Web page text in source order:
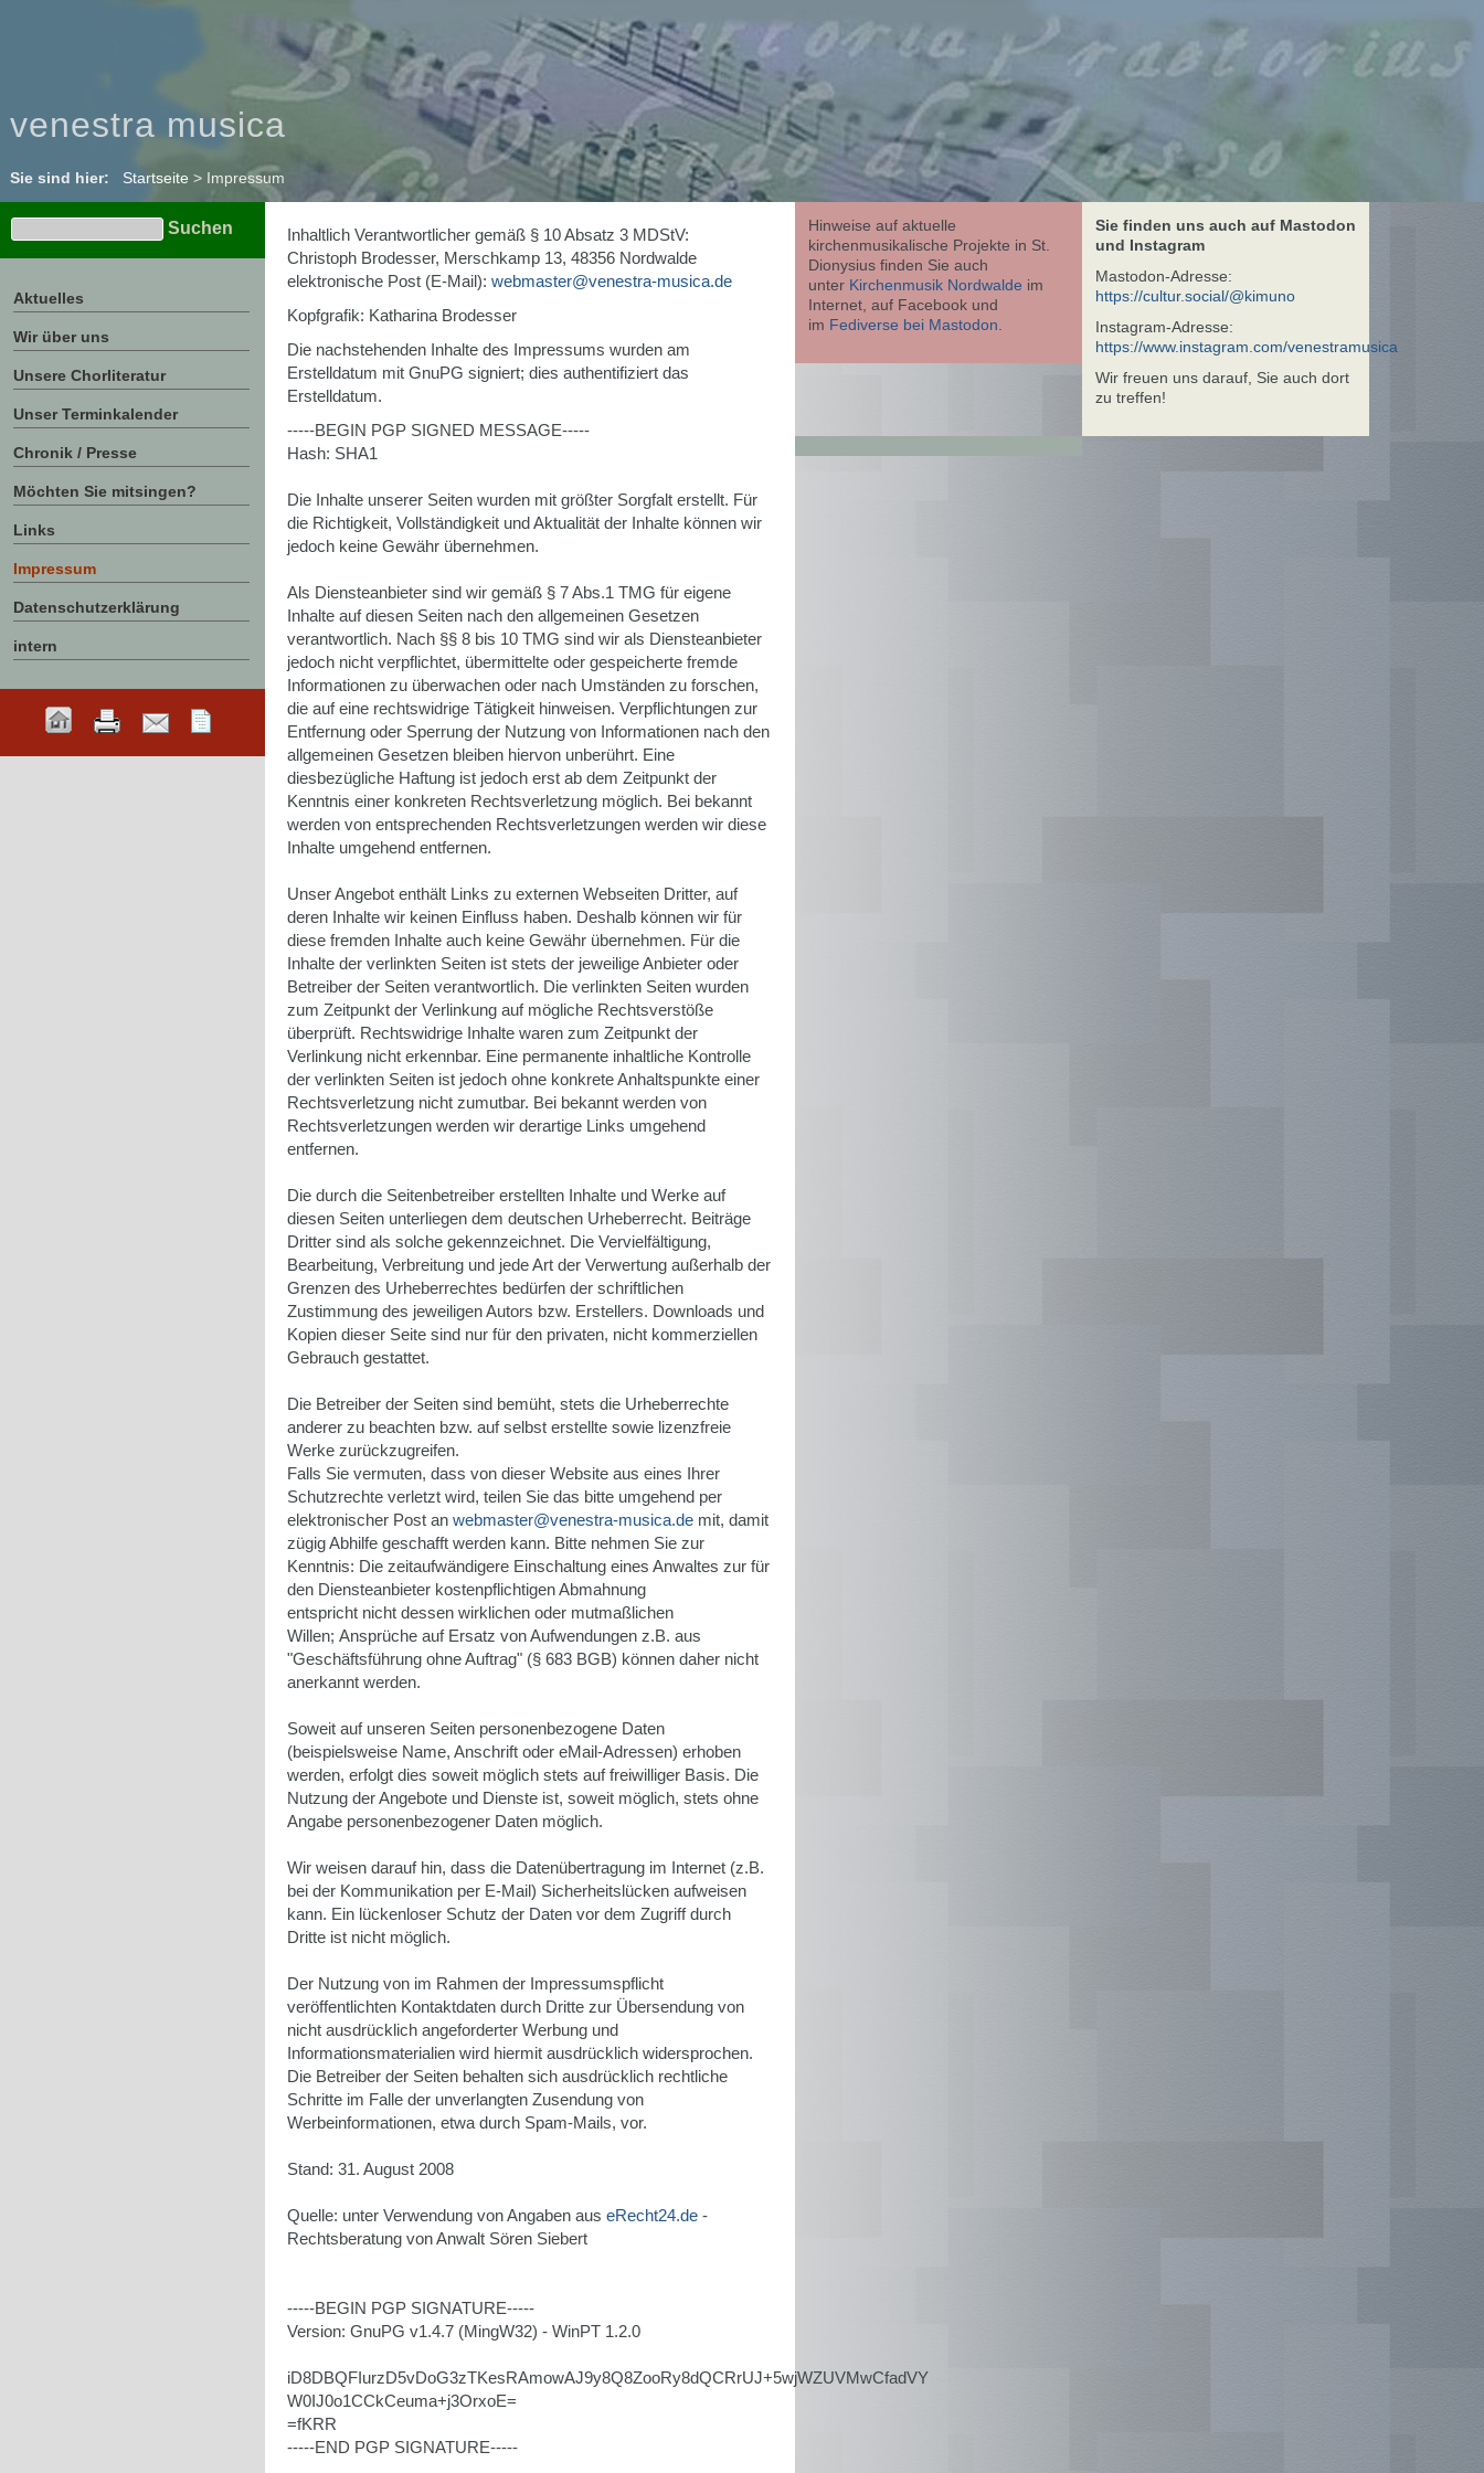
venestra musica
Sie sind hier: Startseite > Impressum
Inhaltlich Verantwortlicher gemäß § 10 Absatz 3 MDStV:
Christoph Brodesser, Merschkamp 13, 48356 Nordwalde
elektronische Post (E-Mail): webmaster@venestra-musica.de
Kopfgrafik: Katharina Brodesser
Die nachstehenden Inhalte des Impressums wurden am
Erstelldatum mit GnuPG signiert; dies authentifiziert das
Erstelldatum.
-----BEGIN PGP SIGNED MESSAGE-----
Hash: SHA1
Die Inhalte unserer Seiten wurden mit größter Sorgfalt erstellt. Für
die Richtigkeit, Vollständigkeit und Aktualität der Inhalte können wir
jedoch keine Gewähr übernehmen.
Als Diensteanbieter sind wir gemäß § 7 Abs.1 TMG für eigene
Inhalte auf diesen Seiten nach den allgemeinen Gesetzen
verantwortlich. Nach §§ 8 bis 10 TMG sind wir als Diensteanbieter
jedoch nicht verpflichtet, übermittelte oder gespeicherte fremde
Informationen zu überwachen oder nach Umständen zu forschen,
die auf eine rechtswidrige Tätigkeit hinweisen. Verpflichtungen zur
Entfernung oder Sperrung der Nutzung von Informationen nach den
allgemeinen Gesetzen bleiben hiervon unberührt. Eine
diesbezügliche Haftung ist jedoch erst ab dem Zeitpunkt der
Kenntnis einer konkreten Rechtsverletzung möglich. Bei bekannt
werden von entsprechenden Rechtsverletzungen werden wir diese
Inhalte umgehend entfernen.
Unser Angebot enthält Links zu externen Webseiten Dritter, auf
deren Inhalte wir keinen Einfluss haben. Deshalb können wir für
diese fremden Inhalte auch keine Gewähr übernehmen. Für die
Inhalte der verlinkten Seiten ist stets der jeweilige Anbieter oder
Betreiber der Seiten verantwortlich. Die verlinkten Seiten wurden
zum Zeitpunkt der Verlinkung auf mögliche Rechtsverstöße
überprüft. Rechtswidrige Inhalte waren zum Zeitpunkt der
Verlinkung nicht erkennbar. Eine permanente inhaltliche Kontrolle
der verlinkten Seiten ist jedoch ohne konkrete Anhaltspunkte einer
Rechtsverletzung nicht zumutbar. Bei bekannt werden von
Rechtsverletzungen werden wir derartige Links umgehend
entfernen.
Die durch die Seitenbetreiber erstellten Inhalte und Werke auf
diesen Seiten unterliegen dem deutschen Urheberrecht. Beiträge
Dritter sind als solche gekennzeichnet. Die Vervielfältigung,
Bearbeitung, Verbreitung und jede Art der Verwertung außerhalb der
Grenzen des Urheberrechtes bedürfen der schriftlichen
Zustimmung des jeweiligen Autors bzw. Erstellers. Downloads und
Kopien dieser Seite sind nur für den privaten, nicht kommerziellen
Gebrauch gestattet.
Die Betreiber der Seiten sind bemüht, stets die Urheberrechte
anderer zu beachten bzw. auf selbst erstellte sowie lizenzfreie
Werke zurückzugreifen.
Falls Sie vermuten, dass von dieser Website aus eines Ihrer
Schutzrechte verletzt wird, teilen Sie das bitte umgehend per
elektronischer Post an webmaster@venestra-musica.de mit, damit
zügig Abhilfe geschafft werden kann. Bitte nehmen Sie zur
Kenntnis: Die zeitaufwändigere Einschaltung eines Anwaltes zur für
den Diensteanbieter kostenpflichtigen Abmahnung
entspricht nicht dessen wirklichen oder mutmaßlichen
Willen; Ansprüche auf Ersatz von Aufwendungen z.B. aus
"Geschäftsführung ohne Auftrag" (§ 683 BGB) können daher nicht
anerkannt werden.
Soweit auf unseren Seiten personenbezogene Daten
(beispielsweise Name, Anschrift oder eMail-Adressen) erhoben
werden, erfolgt dies soweit möglich stets auf freiwilliger Basis. Die
Nutzung der Angebote und Dienste ist, soweit möglich, stets ohne
Angabe personenbezogener Daten möglich.
Wir weisen darauf hin, dass die Datenübertragung im Internet (z.B.
bei der Kommunikation per E-Mail) Sicherheitslücken aufweisen
kann. Ein lückenloser Schutz der Daten vor dem Zugriff durch
Dritte ist nicht möglich.
Der Nutzung von im Rahmen der Impressumspflicht
veröffentlichten Kontaktdaten durch Dritte zur Übersendung von
nicht ausdrücklich angeforderter Werbung und
Informationsmaterialien wird hiermit ausdrücklich widersprochen.
Die Betreiber der Seiten behalten sich ausdrücklich rechtliche
Schritte im Falle der unverlangten Zusendung von
Werbeinformationen, etwa durch Spam-Mails, vor.
Stand: 31. August 2008
Quelle: unter Verwendung von Angaben aus eRecht24.de -
Rechtsberatung von Anwalt Sören Siebert
-----BEGIN PGP SIGNATURE-----
Version: GnuPG v1.4.7 (MingW32) - WinPT 1.2.0
iD8DBQFIurzD5vDoG3zTKesRAmowAJ9y8Q8ZooRy8dQCRrUJ+5wjWZUVMwCfadVY
W0IJ0o1CCkCeuma+j3OrxoE=
=fKRR
-----END PGP SIGNATURE-----
Aktuelles
Wir über uns
Unsere Chorliteratur
Unser Terminkalender
Chronik / Presse
Möchten Sie mitsingen?
Links
Impressum
Datenschutzerklärung
intern
Hinweise auf aktuelle
kirchenmusikalische Projekte in St.
Dionysius finden Sie auch
unter Kirchenmusik Nordwalde im
Internet, auf Facebook und
im Fediverse bei Mastodon
Sie finden uns auch auf Mastodon
und Instagram
Mastodon-Adresse:
https://cultur.social/@kimuno
Instagram-Adresse:
https://www.instagram.com/venestramusica
Wir freuen uns darauf, Sie auch dort
zu treffen!